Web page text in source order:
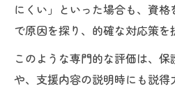
にくい」といった場合も、資
で原因を探り、的確な対応策を
このような専門的な評価は、
や、支援内容の説明時にも説